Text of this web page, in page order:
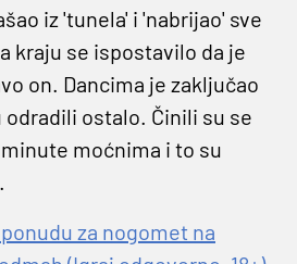
iz 'tunela' i 'nabrijao' sve
kraju se ispostavilo da je
on. Dancima je zaključao
odradili ostalo. Činili su se
moćnima i to su
za nogomet na